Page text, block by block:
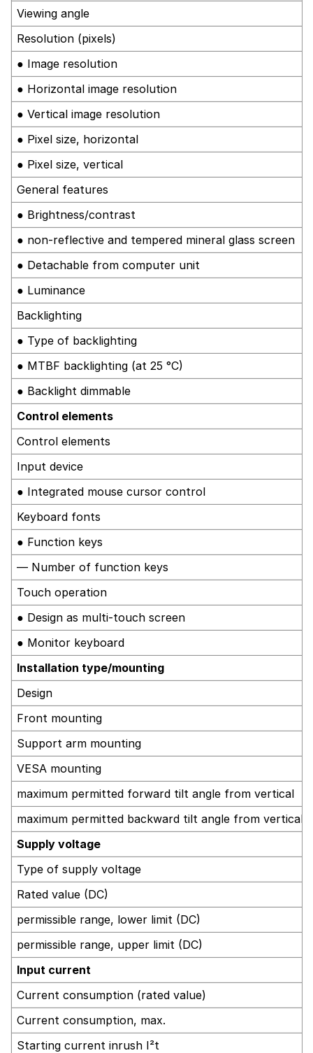
Viewing angle
Resolution (pixels)
● Image resolution
● Horizontal image resolution
● Vertical image resolution
● Pixel size, horizontal
● Pixel size, vertical
General features
● Brightness/contrast
● non-reflective and tempered mineral glass screen
● Detachable from computer unit
● Luminance
Backlighting
● Type of backlighting
● MTBF backlighting (at 25 °C)
● Backlight dimmable
Control elements
Control elements
Input device
● Integrated mouse cursor control
Keyboard fonts
● Function keys
— Number of function keys
Touch operation
● Design as multi-touch screen
● Monitor keyboard
Installation type/mounting
Design
Front mounting
Support arm mounting
VESA mounting
maximum permitted forward tilt angle from vertical
maximum permitted backward tilt angle from vertical
Supply voltage
Type of supply voltage
Rated value (DC)
permissible range, lower limit (DC)
permissible range, upper limit (DC)
Input current
Current consumption (rated value)
Current consumption, max.
Starting current inrush I²t